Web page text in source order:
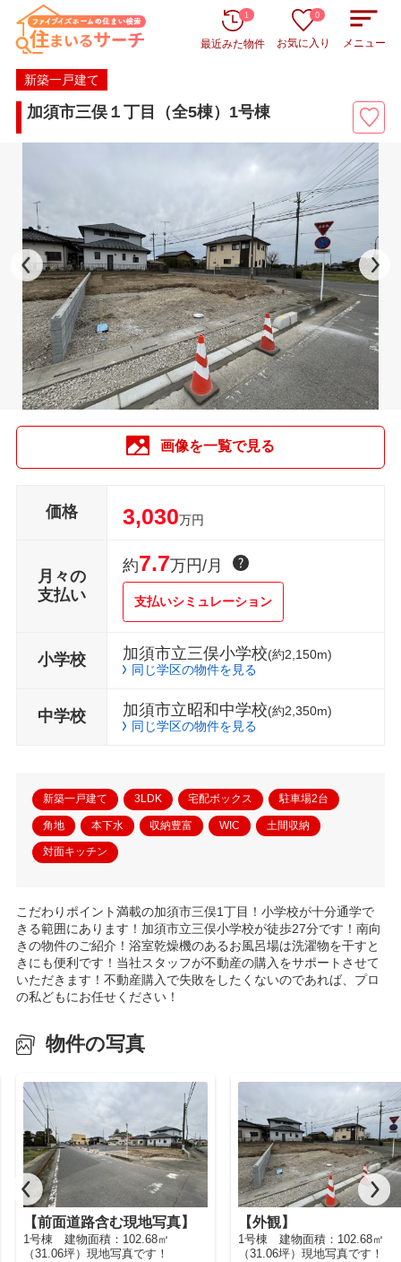
最近みた物件
1
お気に入り
0
メニュー
新築一戸建て
加須市三俣１丁目（全5棟）1号棟
画像を一覧で見る
価格 3,030万円
月々の
支払い
約7.7万円/月
支払いシミュレーション
小学校 加須市立三俣小学校(約2,150m)
同じ学区の物件を見る
中学校 加須市立昭和中学校(約2,350m)
同じ学区の物件を見る
新築一戸建て 3LDK 宅配ボックス 駐車場2台
角地 本下水 収納豊富 WIC 土間収納
対面キッチン
こだわりポイント満載の加須市三俣1丁目！小学校が十分通学で
きる範囲にあります！加須市立三俣小学校が徒歩27分です！南向
きの物件のご紹介！浴室乾燥機のあるお風呂場は洗濯物を干すと
きにも便利です！当社スタッフが不動産の購入をサポートさせて
いただきます！不動産購入で失敗をしたくないのであれば、プロ
の私どもにお任せください！
物件の写真
【前面道路含む現地写真】
1号棟 建物面積：102.68㎡
（31.06坪）現地写真です！
【外観】
1号棟 建物面積：102.68㎡
（31.06坪）現地写真です！